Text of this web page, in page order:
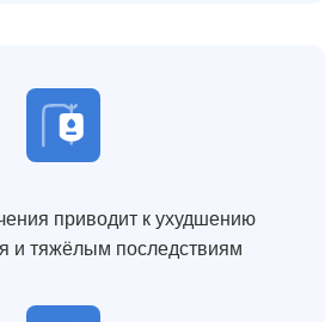
приводит к ухудшению
и тяжёлым последствиям